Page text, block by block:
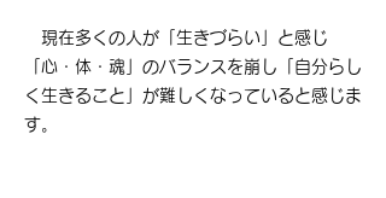
現在多くの人が「生きづらい」と感じ
「心・体・魂」のバランスを崩し「自分らし
く生きること」が難しくなっていると感じま
す。